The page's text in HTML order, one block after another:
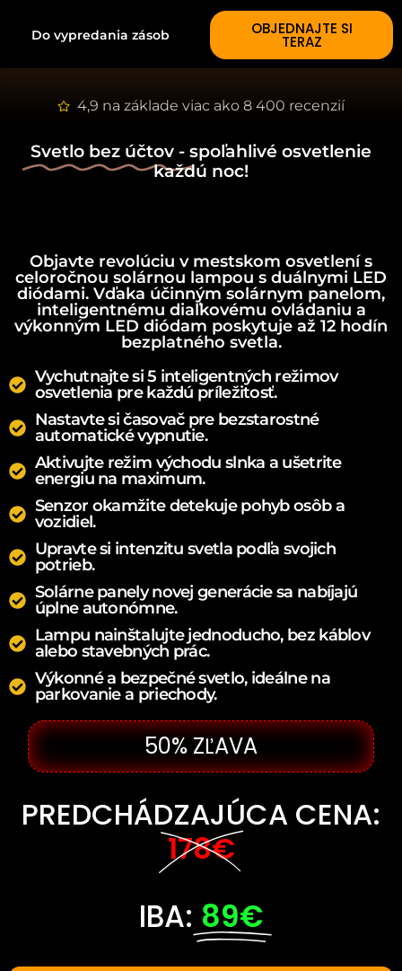
Do vypredania zásob OBJEDNAJTE SI
TERAZ
4,9 na základe viac ako 8 400 recenzií
Svetlo bez účtov - spoľahlivé osvetlenie
každú noc!
Objavte revolúciu v mestskom osvetlení s
celoročnou solárnou lampou s duálnymi LED
diódami. Vďaka účinným solárnym panelom,
inteligentnému diaľkovému ovládaniu a
výkonným LED diódam poskytuje až 12 hodín
bezplatného svetla.
Vychutnajte si 5 inteligentných režimov
osvetlenia pre každú príležitosť.
Nastavte si časovač pre bezstarostné
automatické vypnutie.
Aktivujte režim východu slnka a ušetrite
energiu na maximum.
Senzor okamžite detekuje pohyb osôb a
vozidiel.
Upravte si intenzitu svetla podľa svojich
potrieb.
Solárne panely novej generácie sa nabíjajú
úplne autonómne.
Lampu nainštalujte jednoducho, bez káblov
alebo stavebných prác.
Výkonné a bezpečné svetlo, ideálne na
parkovanie a priechody.
50% ZĽAVA
PREDCHÁDZAJÚCA CENA:
178€
IBA: 89€